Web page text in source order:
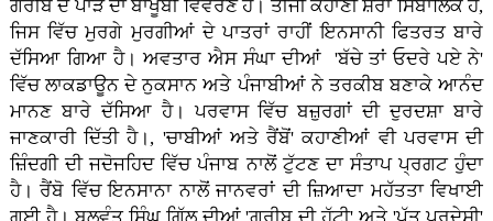
ਗਰੀਬ ਦੇ ਪਾੜੇ ਦਾ ਬਾਖੂਬੀ ਵਿਵਰਣ ਹੈ। ਤੀਜੀ ਕਹਾਣੀ ਸ਼ੇਰਾ ਸਿੰਬਾਲਿਕ ਹੈ,
ਜਿਸ ਵਿੱਚ ਮੁਰਗੇ ਮੁਰਗੀਆਂ ਦੇ ਪਾਤਰਾਂ ਰਾਹੀਂ ਇਨਸਾਨੀ ਫਿਤਰਤ ਬਾਰੇ
ਦੱਸਿਆ ਗਿਆ ਹੈ। ਅਵਤਾਰ ਐਸ ਸੰਘਾ ਦੀਆਂ 'ਬੱਚੇ ਤਾਂ ਓਦਰੇ ਪਏ ਨੇ'
ਵਿੱਚ ਲਾਕਡਾਊਨ ਦੇ ਨੁਕਸਾਨ ਅਤੇ ਪੰਜਾਬੀਆਂ ਨੇ ਤਰਕੀਬ ਬਣਾਕੇ ਆਨੰਦ
ਮਾਨਣ ਬਾਰੇ ਦੱਸਿਆ ਹੈ। ਪਰਵਾਸ ਵਿੱਚ ਬਜ਼ੁਰਗਾਂ ਦੀ ਦੁਰਦਸ਼ਾ ਬਾਰੇ
ਜਾਣਕਾਰੀ ਦਿੱਤੀ ਹੈ।, 'ਚਾਬੀਆਂ ਅਤੇ ਰੈਂਬੋਂ' ਕਹਾਣੀਆਂ ਵੀ ਪਰਵਾਸ ਦੀ
ਜ਼ਿੰਦਗੀ ਦੀ ਜਦੋਜਹਿਦ ਵਿੱਚ ਪੰਜਾਬ ਨਾਲੋਂ ਟੁੱਟਣ ਦਾ ਸੰਤਾਪ ਪ੍ਰਗਟ ਹੁੰਦਾ
ਹੈ। ਰੈਂਬੋ ਵਿੱਚ ਇਨਸਾਨਾ ਨਾਲੋਂ ਜਾਨਵਰਾਂ ਦੀ ਜ਼ਿਆਦਾ ਮਹੱਤਤਾ ਵਿਖਾਈ